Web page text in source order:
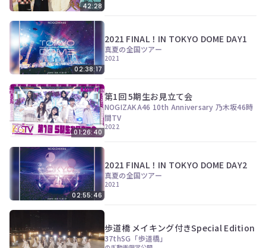
42:28
02:38:17
2021 FINAL！IN TOKYO DOME DAY1
真夏の全国ツアー
2021
01:26:40
第1回 5期生お見立て会
NOGIZAKA46 10th Anniversary 乃木坂46時
間TV
2022
02:55:46
2021 FINAL！IN TOKYO DOME DAY2
真夏の全国ツアー
2021
歩道橋 メイキング付きSpecial Edition
37thSG「歩道橋」